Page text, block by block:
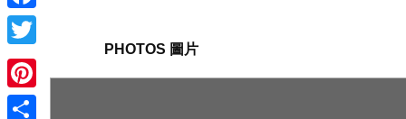
Facebook
Twitter
Pinterest
PHOTOS 圖片